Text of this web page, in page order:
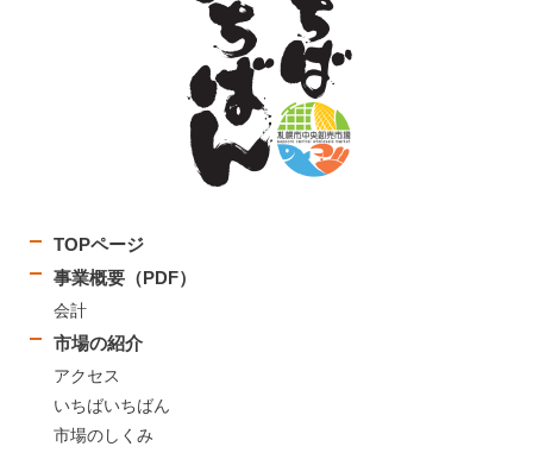
TOPページ
事業概要（PDF）
会計
市場の紹介
アクセス
いちばいちばん
市場のしくみ